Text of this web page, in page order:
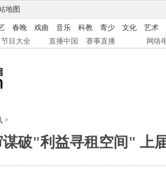
地图
春晚 戏曲 音乐 科教 青少 文化
艺术
节目大全 直播中国 赛事直播 网络
>
破"利益寻租空间" 上